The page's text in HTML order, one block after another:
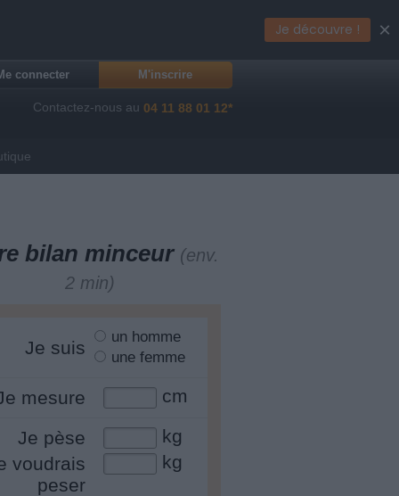
connecter M'inscrire
Contactez-nous au 04 11 88 01 12*
bilan minceur (env.
2 min)
Je suis
un homme
une femme
mesure cm
Je pèse
kg
voudrais
peser
kg
Je découvre ! ×